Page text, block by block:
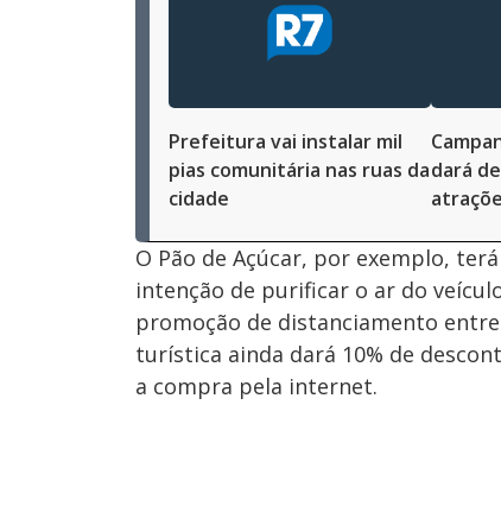
Prefeitura vai instalar mil
pias comunitária nas ruas da
cidade
dará
O Pão de Açúcar, por exemplo,
intenção de purificar o ar do
promoção de distanciamento
turística ainda dará 10% de
a compra pela internet.